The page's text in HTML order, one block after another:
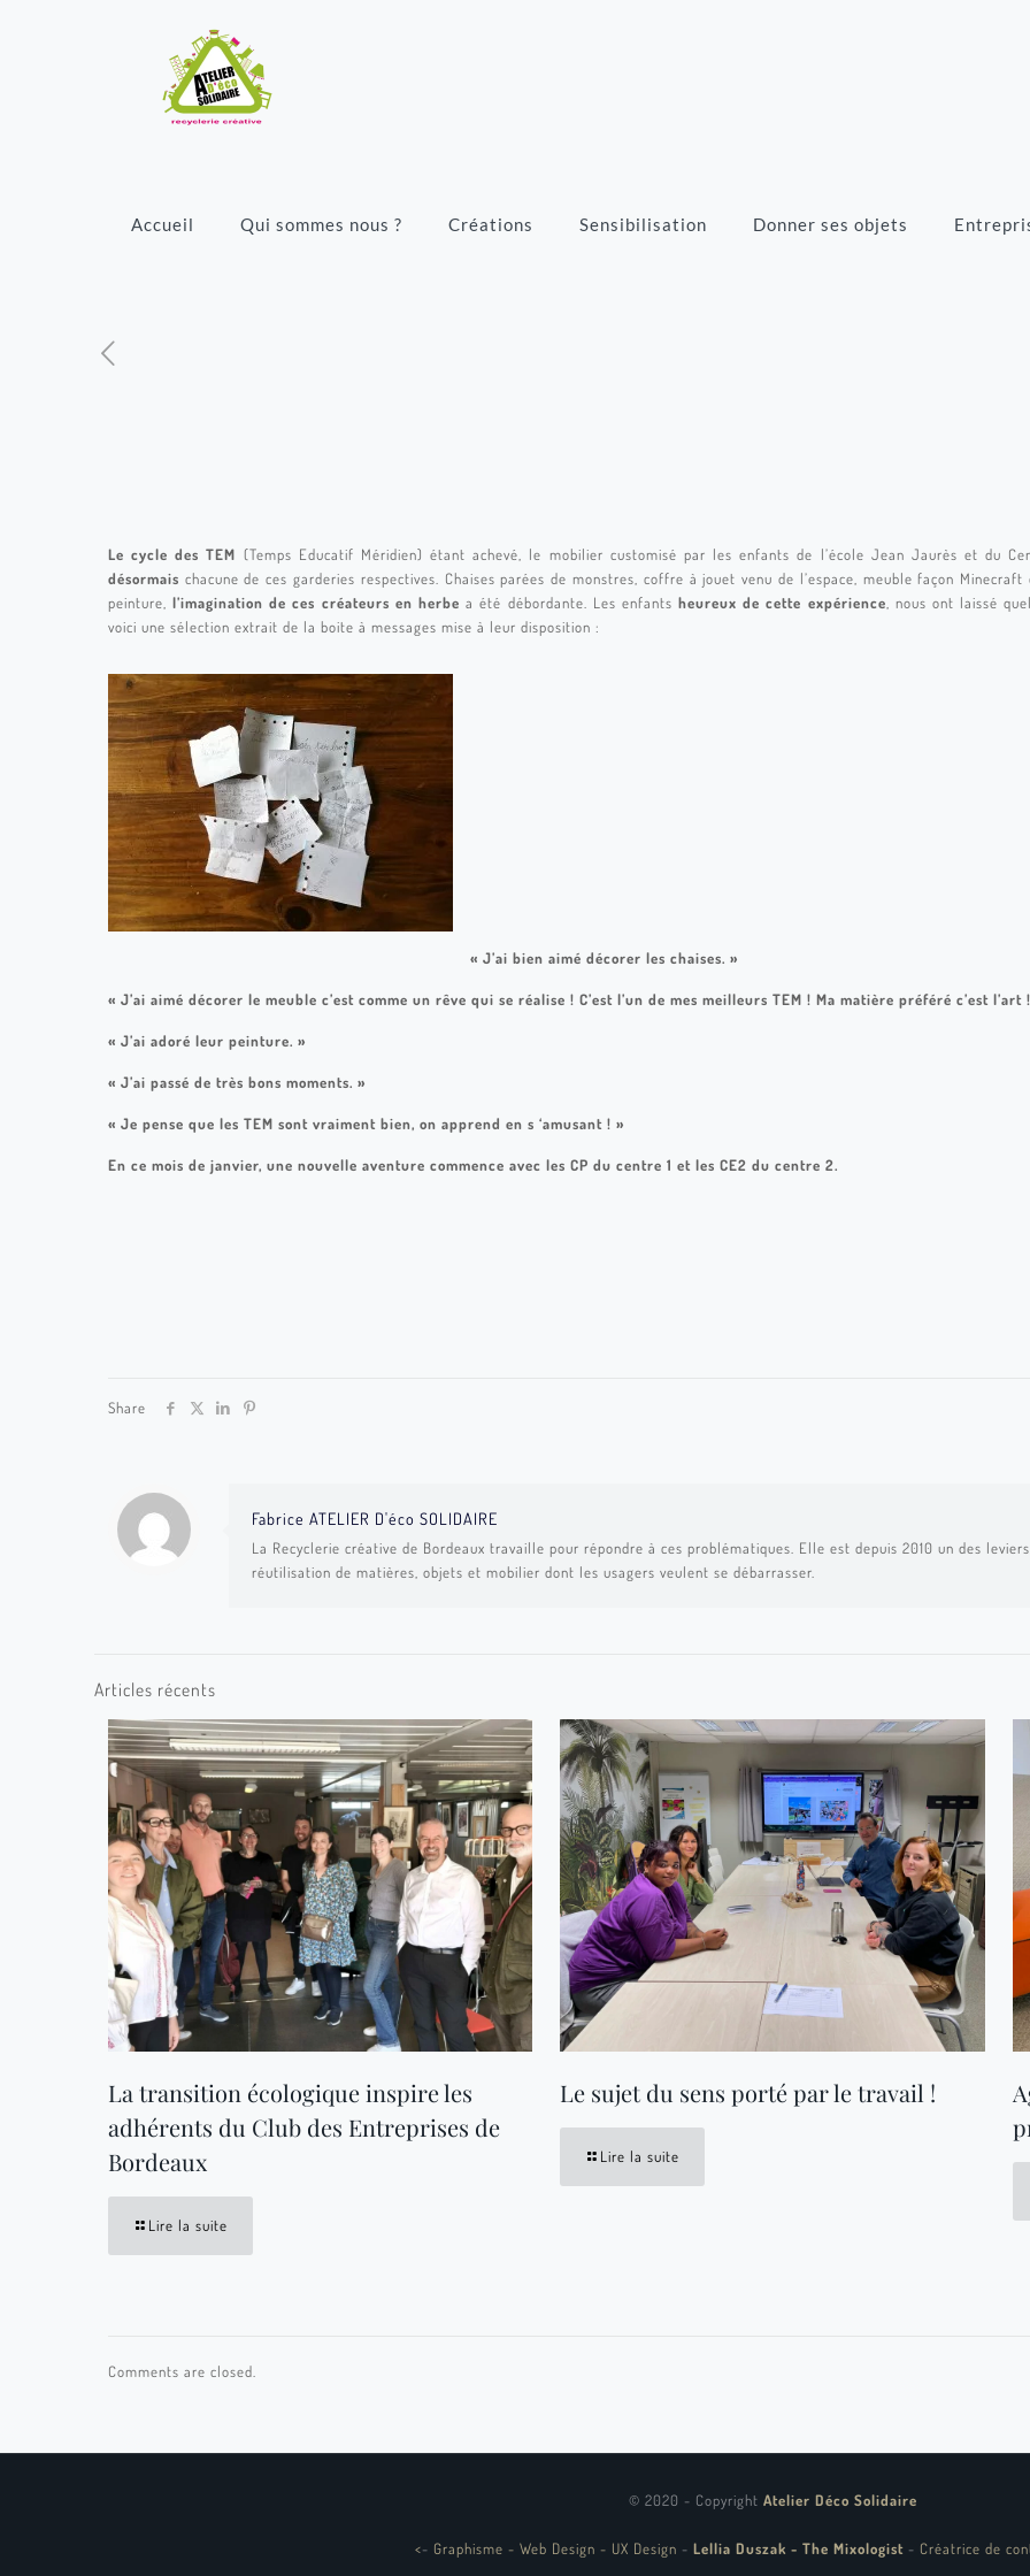
Accueil Qui sommes nous ? Créations Sensibilisation Donner ses objets
Le cycle des TEM (Temps Educatif Méridien) étant achevé, le mobilier customisé par les enfants de l’école Jean Jaurès et du
désormais chacune de ces garderies respectives. Chaises parées de monstres, coffre à jouet venu de l’espace, meuble façon
peinture, l’imagination de ces créateurs en herbe a été débordante. Les enfantsheureux de cette expérience , nous ont laissé
voici une sélection extrait de la boite à messages mise à leur disposition :
« J’ai bien aimé décorer les chaises. »
« J’ai aimé décorer le meuble c’est comme un rêve qui se réalise ! C’est l’un de mes meilleurs TEM ! Ma matière préféré c’est
« J’ai adoré leur peinture. »
« J’ai passé de très bons moments. »
« Je pense que les TEM sont vraiment bien, on apprend en s ‘amusant ! »
En ce mois de janvier, une nouvelle aventure commence avec les CP du centre 1 et les CE2 du centre 2.
Share
Fabrice ATELIER D'éco SOLIDAIRE
La Recyclerie créative de Bordeaux travaille pour répondre à ces problématiques. Elle est depuis 2010 un des
réutilisation de matières, objets et mobilier dont les usagers veulent se débarrasser.
Articles récents
La transition écologique inspire les
adhérents du Club des Entreprises de
Bordeaux
Lire la suite
Le sujet du sens porté par le travail !
Lire la suite
Comments are closed.
© 2020 - Copyright Atelier Déco Solidaire
<- Graphisme - Web Design - UX Design - Lellia Duszak - The Mixologist - Créatrice de